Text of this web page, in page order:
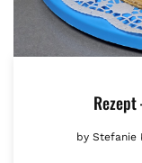
byStefanie